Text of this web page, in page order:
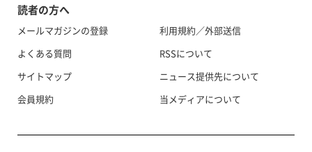
読者の方へ
メールマガジンの登録
よくある質問
サイトマップ
会員規約
利用規約／外部送信
RSSについて
ニュース提供先について
当メディアについて